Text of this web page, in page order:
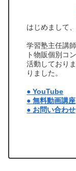
はじめまして
学習塾主任講
ト物販個別コ
活動しており
りました。
● YouTube
● 無料動画講座
● お問い合わせ